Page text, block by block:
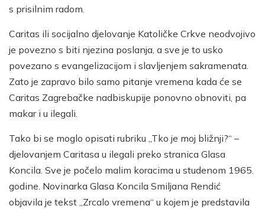
s prisilnim radom.
Caritas ili socijalno djelovanje Katoličke Crkve neodvojivo
je povezno s biti njezina poslanja, a sve je to usko
povezano s evangelizacijom i slavljenjem sakramenata.
Zato je zapravo bilo samo pitanje vremena kada će se
Caritas Zagrebačke nadbiskupije ponovno obnoviti, pa
makar i u ilegali.
Tako bi se moglo opisati rubriku „Tko je moj bližnji?“ –
djelovanjem Caritasa u ilegali preko stranica Glasa
Koncila. Sve je počelo malim koracima u studenom 1965.
godine. Novinarka Glasa Koncila Smiljana Rendić
objavila je tekst „Zrcalo vremena“ u kojem je predstavila